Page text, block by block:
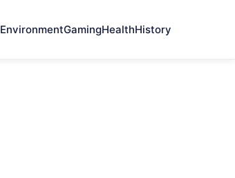
EnvironmentGamingHealthHistory